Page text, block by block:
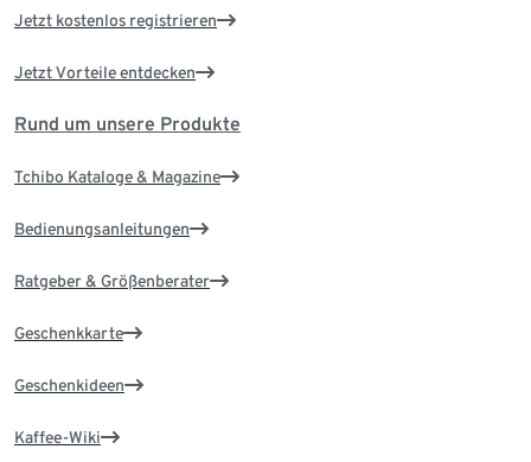
Jetzt kostenlos registrieren
Jetzt Vorteile entdecken
Rund um unsere Produkte
Tchibo Kataloge & Magazine
Bedienungsanleitungen
Ratgeber & Größenberater
Geschenkkarte
Geschenkideen
Kaffee-Wiki